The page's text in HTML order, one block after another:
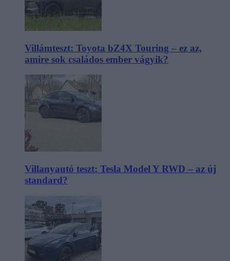
Villámteszt: Toyota bZ4X Touring – ez az,
amire sok családos ember vágyik?
Villanyautó teszt: Tesla Model Y RWD – az új
standard?